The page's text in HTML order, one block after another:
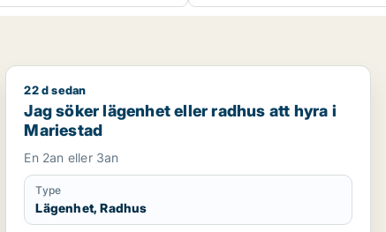
Jag söker lägenhet eller radhus att hyra i Mariestad
22 d sedan
Jag söker lägenhet eller radhus att hyra i
Mariestad
En 2an eller 3an
Type
Lägenhet, Radhus